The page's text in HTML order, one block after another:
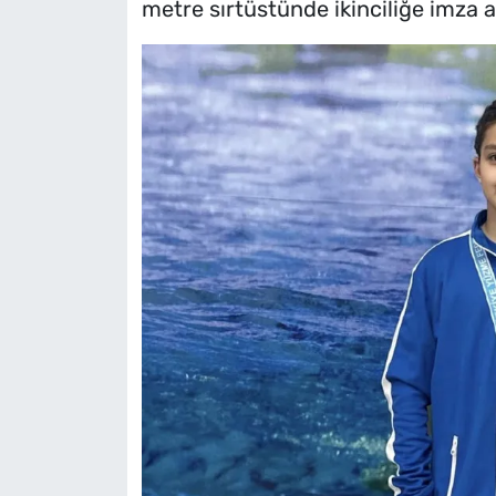
metre sırtüstünde ikinciliğe imza